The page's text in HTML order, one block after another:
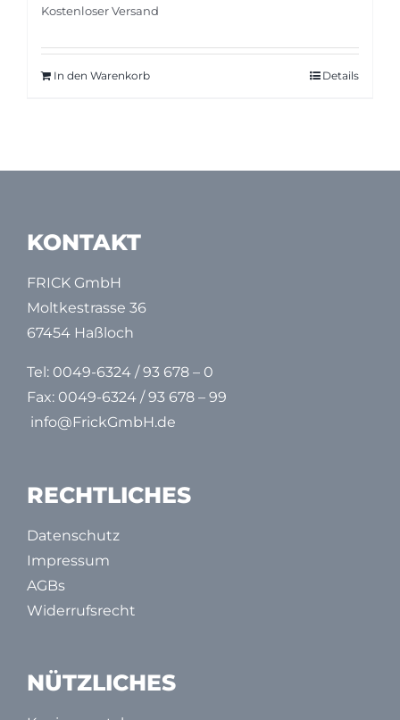
Preis
Preis
Kostenloser Versand
In den Warenkorb Details
KONTAKT
FRICK GmbH
Moltkestrasse 36
67454 Haßloch
Tel: 0049-6324 / 93 678 – 0
Fax: 0049-6324 / 93 678 – 99
info@FrickGmbH.de
RECHTLICHES
Datenschutz
Impressum
AGBs
Widerrufsrecht
NÜTZLICHES